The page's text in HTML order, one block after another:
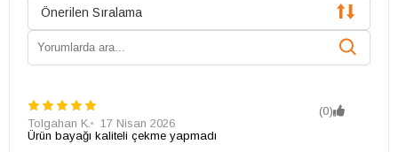
Önerilen Sıralama
(0)
Tolgahan K.
17 Nisan 2026
Ürün bayağı kaliteli çekme yapmadı